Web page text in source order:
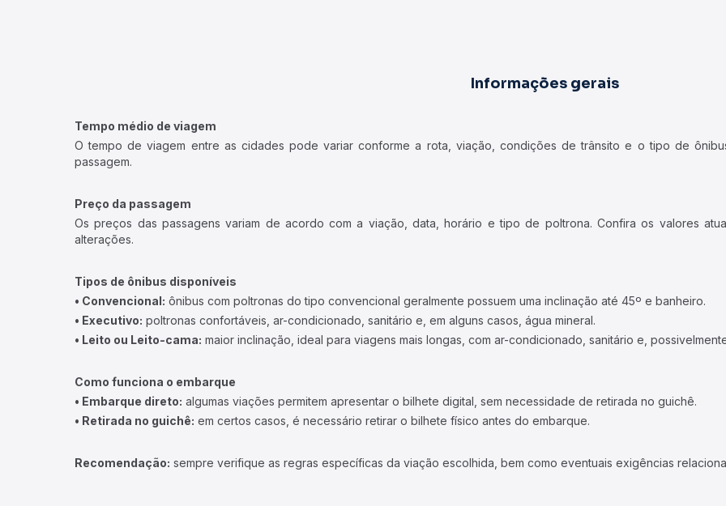
Informações gerais
Tempo médio de viagem
O tempo de viagem entre as cidades pode variar conforme a rota, viação, condições de trânsito e o tipo de
passagem.
Preço da passagem
Os preços das passagens variam de acordo com a viação, data, horário e tipo de poltrona. Confira os valores
alterações.
Tipos de ônibus disponíveis
• Convencional: ônibus com poltronas do tipo convencional geralmente possuem uma inclinação até 45º e banheiro.
• Executivo: poltronas confortáveis, ar-condicionado, sanitário e, em alguns casos, água mineral.
• Leito ou Leito-cama: maior inclinação, ideal para viagens mais longas, com ar-condicionado, sanitário e,
Como funciona o embarque
• Embarque direto: algumas viações permitem apresentar o bilhete digital, sem necessidade de retirada no guichê.
• Retirada no guichê: em certos casos, é necessário retirar o bilhete físico antes do embarque.
Recomendação: sempre verifique as regras específicas da viação escolhida, bem como eventuais exigências